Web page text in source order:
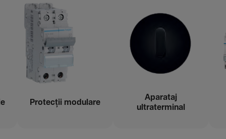
Protecții modu­lare
Aparataj
ultraterminal